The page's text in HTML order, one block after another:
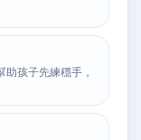
孩子先練穩手，